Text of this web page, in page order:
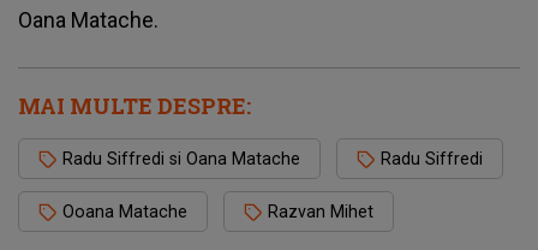
Oana Matache.
MAI MULTE DESPRE:
Radu Siffredi si Oana Matache Radu Siffredi
Ooana Matache Razvan Mihet